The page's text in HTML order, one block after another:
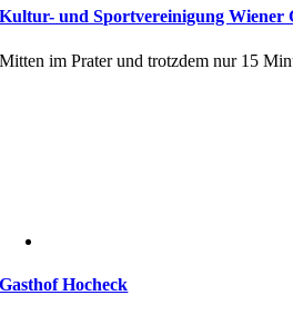
Kultur- und Sportvereinigung Wiener
Mitten im Prater und trotzdem nur 15
Gasthof Hocheck